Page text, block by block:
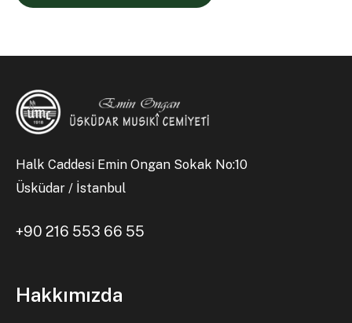
Halk Caddesi Emin Ongan Sokak No:10
Üsküdar / İstanbul
+90 216 553 66 55
Hakkımızda